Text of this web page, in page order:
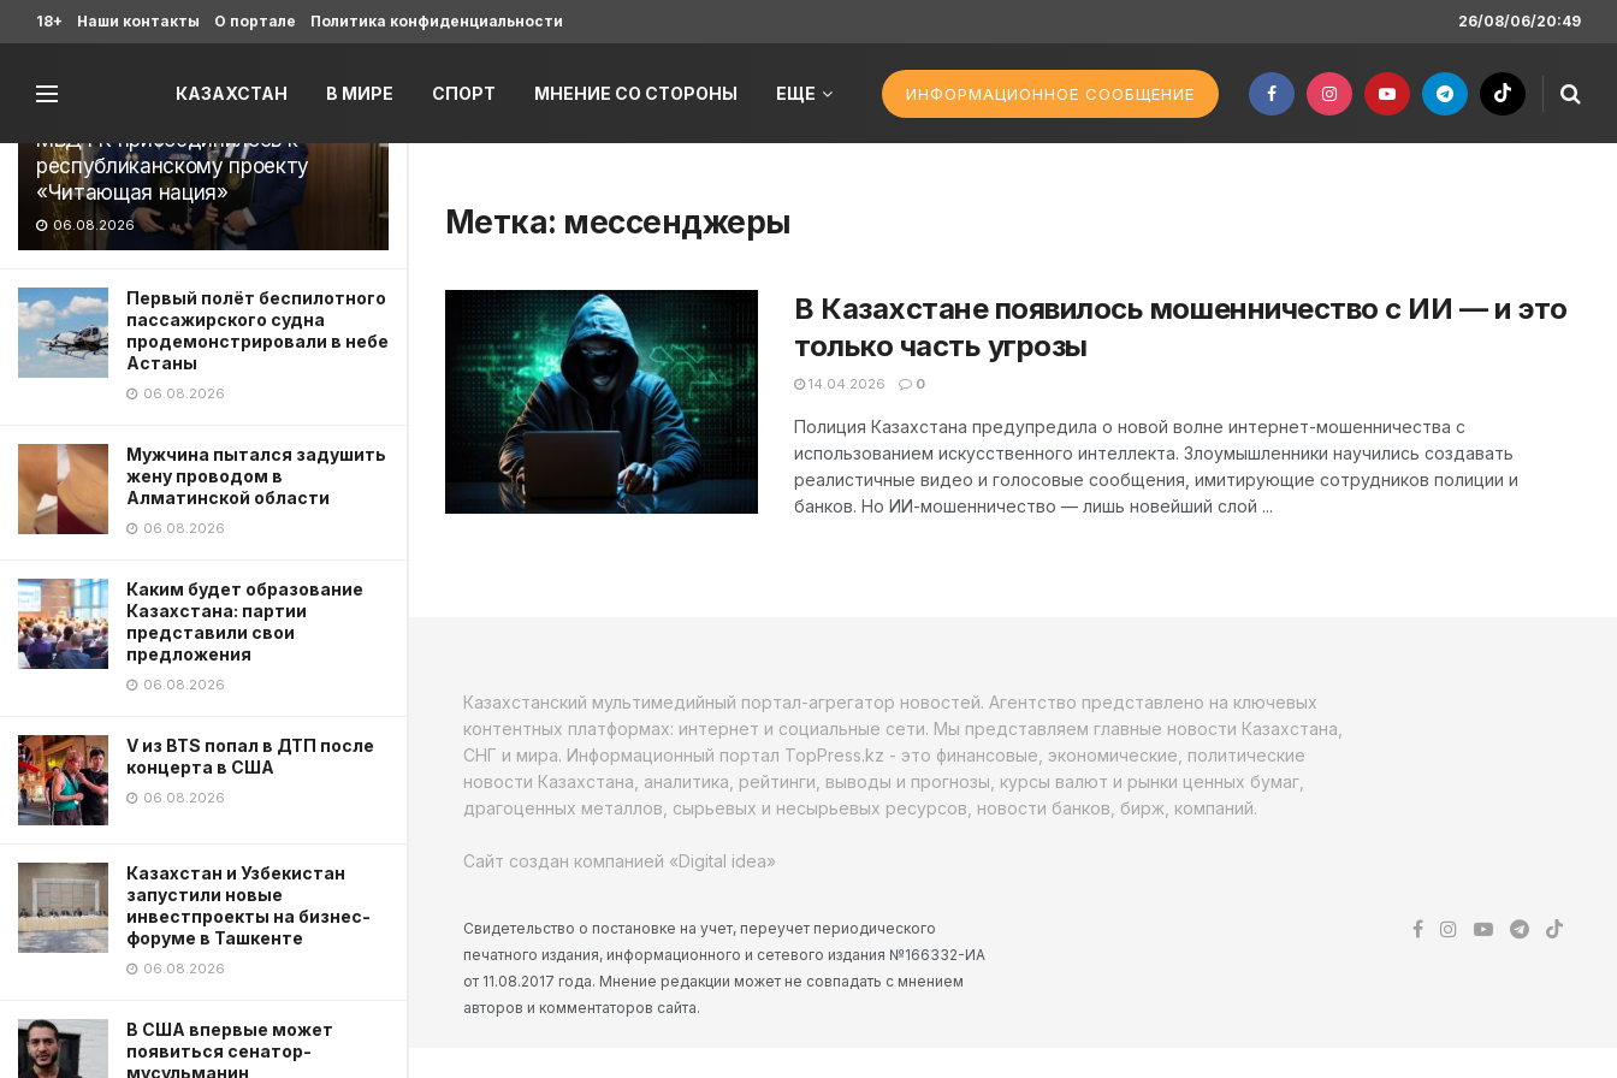
Последние
МВД РК присоединилось к
республиканскому проекту
«Читающая нация»
06.08.2026
Первый полёт беспилотного
пассажирского судна
продемонстрировали в небе
Астаны
06.08.2026
Мужчина пытался задушить
жену проводом в
Алматинской области
06.08.2026
Каким будет образование
Казахстана: партии
представили свои
предложения
06.08.2026
V из BTS попал в ДТП после
концерта в США
06.08.2026
Казахстан и Узбекистан
запустили новые
инвестпроекты на бизнес-
форуме в Ташкенте
06.08.2026
В США впервые может
появиться сенатор-
мусульманин
18+ Наши контакты О портале Политика конфиденциальности 26/08/06/20:49
КАЗАХСТАН В МИРЕ СПОРТ МНЕНИЕ СО СТОРОНЫ ЕЩЕ ИНФОРМАЦИОННОЕ СООБЩЕНИЕ
Метка: мессенджеры
В Казахстане появилось мошенничество с ИИ — и это
только часть угрозы
14.04.2026 0
Полиция Казахстана предупредила о новой волне интернет-мошенничества с
использованием искусственного интеллекта. Злоумышленники научились создавать
реалистичные видео и голосовые сообщения, имитирующие сотрудников полиции и
банков. Но ИИ-мошенничество — лишь новейший слой ...
Казахстанский мультимедийный портал-агрегатор новостей. Агентство представлено на ключевых
контентных платформах: интернет и социальные сети. Мы представляем главные новости Казахстана,
СНГ и мира. Информационный портал TopPress.kz - это финансовые, экономические, политические
новости Казахстана, аналитика, рейтинги, выводы и прогнозы, курсы валют и рынки ценных бумаг,
драгоценных металлов, сырьевых и несырьевых ресурсов, новости банков, бирж, компаний.
Сайт создан компанией «Digital idea»
Свидетельство о постановке на учет, переучет периодического
печатного издания, информационного и сетевого издания №166332-ИА
от 11.08.2017 года. Мнение редакции может не совпадать с мнением
авторов и комментаторов сайта.